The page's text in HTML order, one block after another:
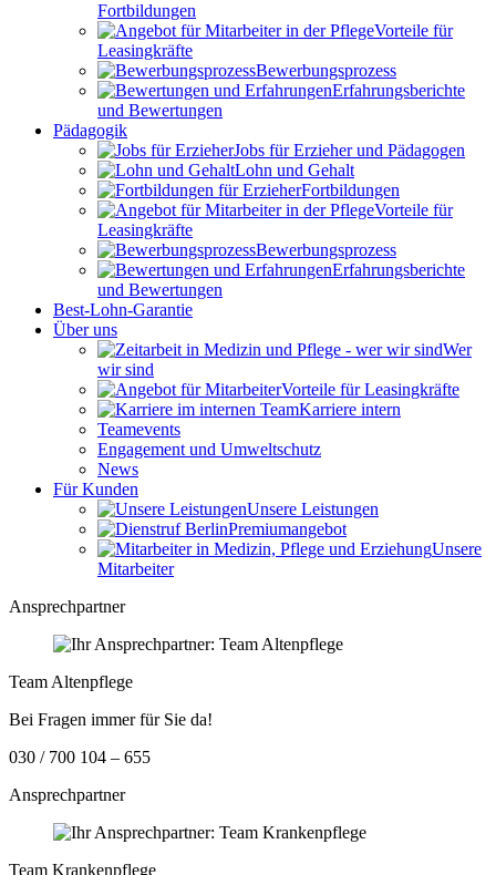
Fortbildungen
Vorteile für
Leasingkräfte
Bewerbungsprozess
Erfahrungsberichte
und Bewertungen
Pädagogik
Jobs für Erzieher und Pädagogen
Lohn und Gehalt
Fortbildungen
Vorteile für
Leasingkräfte
Bewerbungsprozess
Erfahrungsberichte
und Bewertungen
Best-Lohn-Garantie
Über uns
Wer
wir sind
Vorteile für Leasingkräfte
Karriere intern
Teamevents
Engagement und Umweltschutz
News
Für Kunden
Unsere Leistungen
Premiumangebot
Unsere
Mitarbeiter
Ansprechpartner
Team Altenpflege
Bei Fragen immer für Sie da!
030 / 700 104 – 655
Ansprechpartner
Team Krankenpflege